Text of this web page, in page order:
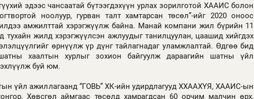
эдээс чансаатай бүтээгдэхүүн урлах зорилготой ХААИС болон
ноолуур, гурван талт хамтарсан төсөл”-ийг 2020 оноос
амжилттай хэрэгжүүлж байна. Манай компани жил бүрийн 11
тухайн жилд хэрэгжүүлсэн ажлуудыг танилцуулан, цаашид хийгдэх
өрнүүлж үр дүнг тайлагнадаг уламжлалтай. Өдгөө бид
хаалтын хурлыг зохион байгуулж дараагийн шатны үйл
эхлүүлж буй юм.
үйл ажиллагаанд “ГОВЬ” ХК-ийн удирдлагууд ХХААХҮЯ, ХААИС-ын
Хөвсгөл аймгаас төсөлд хамрагдсан 60 орчим малчин өрх,